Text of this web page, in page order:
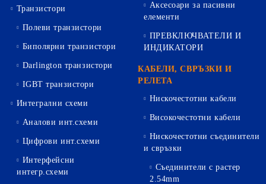
Транзистори
Полеви транзистори
Биполярни транзистори
Darlington транзистори
IGBT транзистори
Интегрални схеми
Аналови инт.схеми
Цифрови инт.схеми
Интерфейсни
интегр.схеми
Аксесоари за пасивни
елементи
ПРЕВКЛЮЧВАТЕЛИ И
ИНДИКАТОРИ
КАБЕЛИ, СВРЪЗКИ И
РЕЛЕТА
Нискочестотни кабели
Високочестотни кабели
Нискочестотни съединители
и свръзки
Съединители с растер
2.54mm